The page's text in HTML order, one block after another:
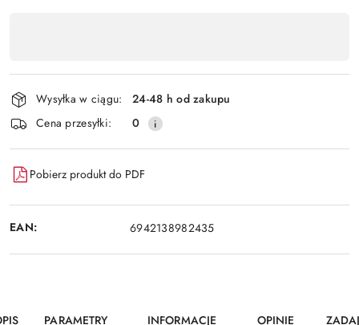
płatność
i
dostawa
Wysyłka w ciągu:
24-48 h od zakupu
Cena przesyłki:
0
Pobierz produkt do PDF
EAN: 6942138982435
PARAMETRY INFORMACJE OPINIE